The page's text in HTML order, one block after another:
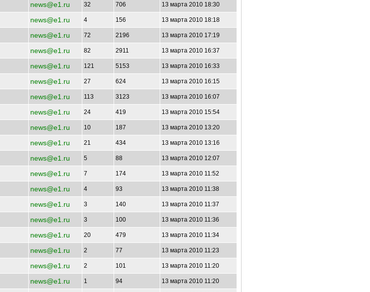
news@e1.ru 32 706 13 марта 2010 18:30
news@e1.ru 4 156 13 марта 2010 18:18
news@e1.ru 72 2196 13 марта 2010 17:19
news@e1.ru 82 2911 13 марта 2010 16:37
news@e1.ru 121 5153 13 марта 2010 16:33
news@e1.ru 27 624 13 марта 2010 16:15
news@e1.ru 113 3123 13 марта 2010 16:07
news@e1.ru 24 419 13 марта 2010 15:54
news@e1.ru 10 187 13 марта 2010 13:20
news@e1.ru 21 434 13 марта 2010 13:16
news@e1.ru 5 88 13 марта 2010 12:07
news@e1.ru 7 174 13 марта 2010 11:52
news@e1.ru 4 93 13 марта 2010 11:38
news@e1.ru 3 140 13 марта 2010 11:37
news@e1.ru 3 100 13 марта 2010 11:36
news@e1.ru 20 479 13 марта 2010 11:34
news@e1.ru 2 77 13 марта 2010 11:23
news@e1.ru 2 101 13 марта 2010 11:20
news@e1.ru 1 94 13 марта 2010 11:20